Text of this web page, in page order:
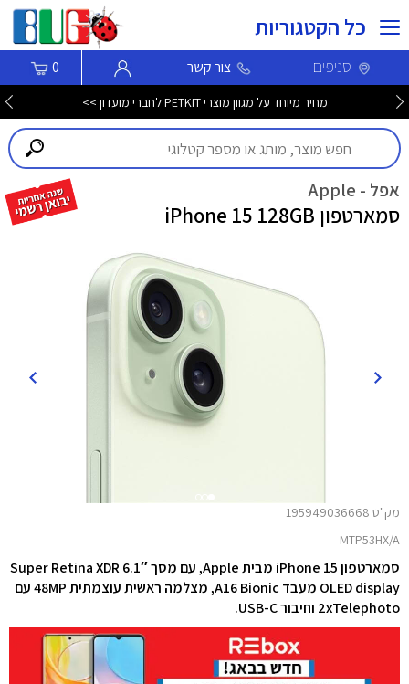
כל הקטגוריות
סניפים צור קשר 0
מחיר מיוחד על מגוון מוצרי PETKIT לחברי מועדון >>
אפל - Apple
סמארטפון iPhone 15 128GB
מק"ט 195949036668
MTP53HX/A
סמארטפון iPhone 15 מבית Apple, עם מסך 6.1″ Super Retina XDR
OLED display מעבד A16 Bionic, מצלמה ראשית עוצמתית 48MP עם
2xTelephoto וחיבור USB-C.